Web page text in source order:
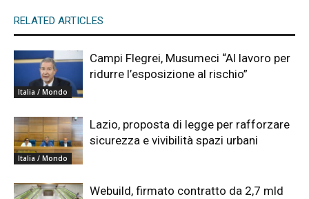
RELATED ARTICLES
Italia / Mondo
Campi Flegrei, Musumeci “Al lavoro per
ridurre l’esposizione al rischio”
Italia / Mondo
Lazio, proposta di legge per rafforzare
sicurezza e vivibilità spazi urbani
Webuild, firmato contratto da 2,7 mld